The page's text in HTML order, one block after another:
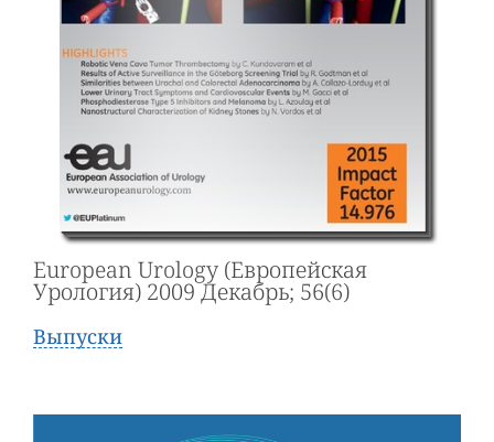
European Urology (Европейская
Урология) 2009 Декабрь; 56(6)
Выпуски